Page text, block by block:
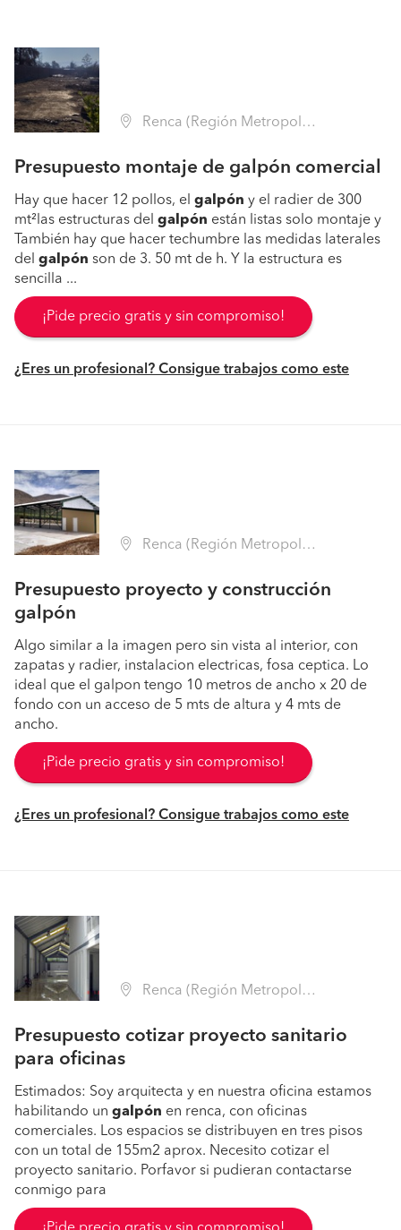
Renca (Región Metropolitana - Santiago)
Presupuesto montaje de galpón comercial
Hay que hacer 12 pollos, el galpón y el radier de 300
mt²las estructuras del galpón están listas solo montaje y
También hay que hacer techumbre las medidas laterales
del galpón son de 3. 50 mt de h. Y la estructura es
sencilla ...
¡Pide precio gratis y sin compromiso!
¿Eres un profesional? Consigue trabajos como este
Renca (Región Metropolitana - Santiago)
Presupuesto proyecto y construcción
galpón
Algo similar a la imagen pero sin vista al interior, con
zapatas y radier, instalacion electricas, fosa ceptica. Lo
ideal que el galpon tengo 10 metros de ancho x 20 de
fondo con un acceso de 5 mts de altura y 4 mts de
ancho.
¡Pide precio gratis y sin compromiso!
¿Eres un profesional? Consigue trabajos como este
Renca (Región Metropolitana - Santiago)
Presupuesto cotizar proyecto sanitario
para oficinas
Estimados: Soy arquitecta y en nuestra oficina estamos
habilitando un galpón en renca, con oficinas
comerciales. Los espacios se distribuyen en tres pisos
con un total de 155m2 aprox. Necesito cotizar el
proyecto sanitario. Porfavor si pudieran contactarse
conmigo para